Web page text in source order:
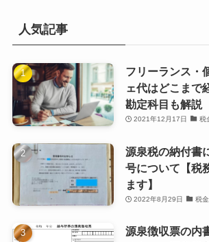
人気記事
フリーランス・
ェ代はどこまで
勘定科目も解説
2021年12月17日 税
源泉税の納付書
号について【税
ます】
2022年8月29日 税
源泉徴収票の内